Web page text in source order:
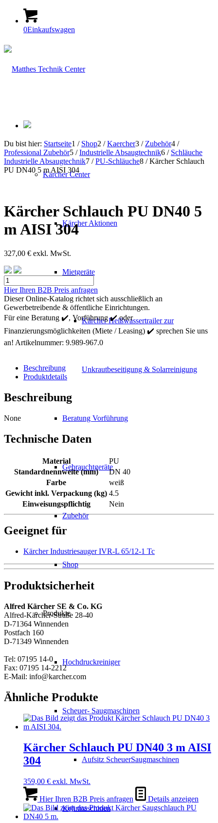
0Einkaufswagen
Kärcher Center
Kärcher Aktionen
Mietgeräte
Kärcher Heißwassertrailer zur
Unkrautbeseitigung & Solarreinigung
Beratung Vorführung
Gebrauchtgeräte
Zubehör
Shop
Produkte
Hochdruckreiniger
Scheuer- Saugmaschinen
Aufsitz ScheuerSaugmaschinen
Kehrmaschinen
Du bist hier: Startseite1 / Shop2 / Kaercher3 / Zubehör4 /
Professional Zubehör5 / Industrielle Absaugtechnik6 / Schläuche
Industrielle Absaugtechnik7 / PU-Schläuche8 / Kärcher Schlauch
PU DN40 5 m AISI 304
Kärcher Schlauch PU DN40 5
m AISI 304
327,00 € exkl. MwSt.
Kärcher
Schlauch
PU
DN40
5
m
AISI
304
Hier Ihren B2B Preis anfragen
Dieser Online-Katalog richtet sich ausschließlich an
Gewerbetreibende & öffentliche Einrichtungen.
Für eine Beratung ✔️, Vorführung ✔️ oder
Finanzierungsmöglichkeiten (Miete / Leasing) ✔️ sprechen Sie uns
an! Artikelnummer: 9.989-967.0
Beschreibung
Produktdetails
Beschreibung
None
Technische Daten
Material
PU
Standardnennweite (mm)
DN 40
Farbe
weiß
Gewicht inkl. Verpackung (kg) 4.5
Einweisungspflichtig
Nein
Geeignet für
Kärcher Industriesauger IVR-L 65/12-1 Tc
Produktsicherheit
Alfred Kärcher SE & Co. KG
Alfred-Kärcher-Straße 28-40
D-71364 Winnenden
Postfach 160
D-71349 Winnenden
Tel: 07195 14-0
Fax: 07195 14-2212
E-Mail: info@karcher.com
Ähnliche Produkte
Kärcher Schlauch PU DN40 3 m AISI
304
359,00 € exkl. MwSt.
Hier Ihren B2B Preis anfragen Details anzeigen